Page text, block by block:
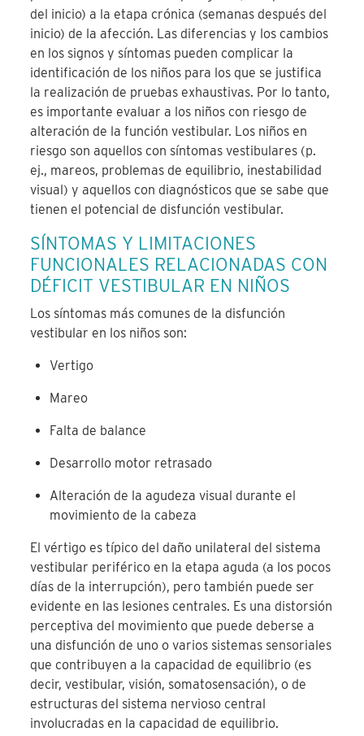
del inicio) a la etapa crónica (semanas después del
inicio) de la afección. Las diferencias y los cambios
en los signos y síntomas pueden complicar la
identificación de los niños para los que se justifica
la realización de pruebas exhaustivas. Por lo tanto,
es importante evaluar a los niños con riesgo de
alteración de la función vestibular. Los niños en
riesgo son aquellos con síntomas vestibulares (p.
ej., mareos, problemas de equilibrio, inestabilidad
visual) y aquellos con diagnósticos que se sabe que
tienen el potencial de disfunción vestibular.
SÍNTOMAS Y LIMITACIONES
FUNCIONALES RELACIONADAS CON
DÉFICIT VESTIBULAR EN NIÑOS
Los síntomas más comunes de la disfunción
vestibular en los niños son:
Vertigo
Mareo
Falta de balance
Desarrollo motor retrasado
Alteración de la agudeza visual durante el
movimiento de la cabeza
El vértigo es típico del daño unilateral del sistema
vestibular periférico en la etapa aguda (a los pocos
días de la interrupción), pero también puede ser
evidente en las lesiones centrales. Es una distorsión
perceptiva del movimiento que puede deberse a
una disfunción de uno o varios sistemas sensoriales
que contribuyen a la capacidad de equilibrio (es
decir, vestibular, visión, somatosensación), o de
estructuras del sistema nervioso central
involucradas en la capacidad de equilibrio.